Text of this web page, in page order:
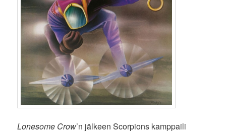
Lonesome Crow’n jälkeen Scorpions kamppaili